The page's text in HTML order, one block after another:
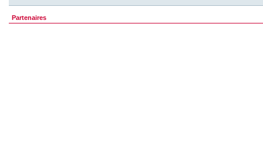
Partenaires